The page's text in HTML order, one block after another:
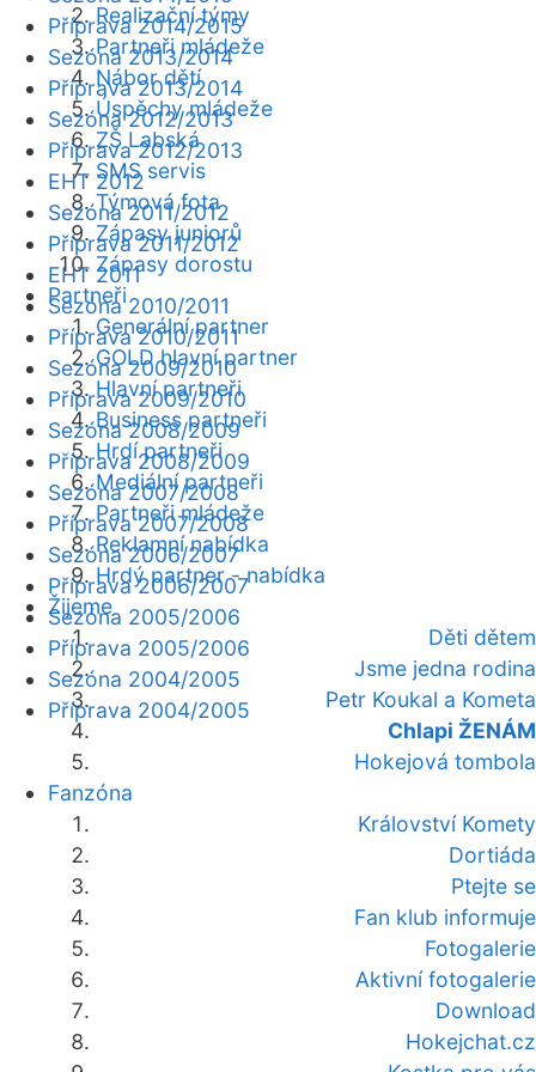
Realizační týmy
Partneři mládeže
Nábor dětí
Úspěchy mládeže
ZŠ Labská
SMS servis
Týmová fota
Zápasy juniorů
Zápasy dorostu
Partneři
Generální partner
GOLD hlavní partner
Hlavní partneři
Business partneři
Hrdí partneři
Mediální partneři
Partneři mládeže
Reklamní nabídka
Hrdý partner - nabídka
Žijeme
Děti dětem
Jsme jedna rodina
Petr Koukal a Kometa
Chlapi ŽENÁM
Hokejová tombola
Fanzóna
Království Komety
Dortiáda
Ptejte se
Fan klub informuje
Fotogalerie
Aktivní fotogalerie
Download
Hokejchat.cz
Příprava 2014/2015
Sezóna 2013/2014
Příprava 2013/2014
Sezóna 2012/2013
Příprava 2012/2013
EHT 2012
Sezóna 2011/2012
Příprava 2011/2012
EHT 2011
Sezóna 2010/2011
Příprava 2010/2011
Sezóna 2009/2010
Příprava 2009/2010
Sezóna 2008/2009
Příprava 2008/2009
Sezóna 2007/2008
Příprava 2007/2008
Sezóna 2006/2007
Příprava 2006/2007
Sezóna 2005/2006
Příprava 2005/2006
Sezóna 2004/2005
Příprava 2004/2005